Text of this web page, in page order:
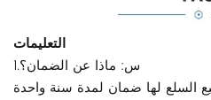
التعليمات
1.س: ماذا عن الضمان؟